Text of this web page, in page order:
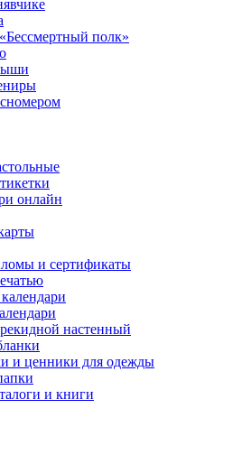
полк»
онлайн
и сертификаты
настенный
и ценники для одежды
и книги